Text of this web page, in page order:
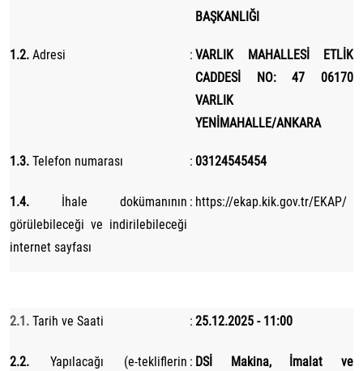
BAŞKANLIĞI
1.2. Adresi : VARLIK MAHALLESİ ETLİK
CADDESİ NO: 47 06170
VARLIK
YENİMAHALLE/ANKARA
1.3. Telefon numarası : 03124545454
1.4. İhale dokümanının
görülebileceği ve indirilebileceği
internet sayfası
: https://ekap.kik.gov.tr/EKAP/
2.1. Tarih ve Saati : 25.12.2025 - 11:00
2.2. Yapılacağı (e-tekliflerin : DSİ Makina, İmalat ve